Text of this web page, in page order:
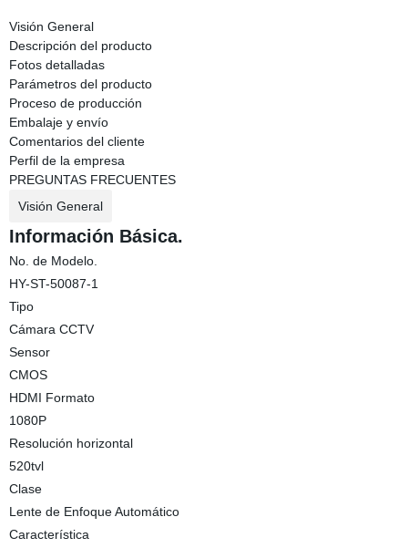
Visión General
Descripción del producto
Fotos detalladas
Parámetros del producto
Proceso de producción
Embalaje y envío
Comentarios del cliente
Perfil de la empresa
PREGUNTAS FRECUENTES
Visión General
Información Básica.
No. de Modelo.
HY-ST-50087-1
Tipo
Cámara CCTV
Sensor
CMOS
HDMI Formato
1080P
Resolución horizontal
520tvl
Clase
Lente de Enfoque Automático
Característica